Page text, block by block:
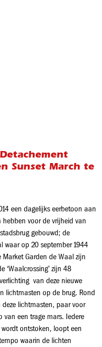
Sunset March te
een dagelijks eerbetoon aan
voor de vrijheid van
gebouwd; de
waar op 20 september 1944
Garden de Waal zijn
‘Waalcrossing’ zijn 48
van deze nieuwe
lichtmasten op de brug. Rond
lichtmasten, paar voor
een trage mars. Iedere
ontstoken, loopt een
waarin de lichten